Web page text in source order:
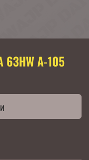
63HW A-105